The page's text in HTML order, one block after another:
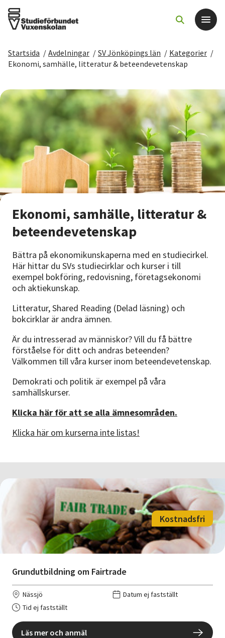
Det här gör vi
För dig som
Sök kurser och evenemang
Om SV
Starta studiecirkel
Nyheter
Avdelningar
Startsida / Avdelningar / SV Jönköpings län / Kategorier /
Ekonomi, samhälle, litteratur & beteendevetenskap
Ekonomi, samhälle, litteratur &
beteendevetenskap
Bättra på ekonomikunskaperna med en studiecirkel.
Här hittar du SVs studiecirklar och kurser i till
exempel bokföring, redovisning, företagsekonomi
och aktiekunskap.
Litteratur, Shared Reading (Delad läsning) och
bokcirklar är andra ämnen.
Är du intresserad av människor? Vill du få bättre
förståelse för ditt och andras beteenden?
Välkommen till våra kurser inom beteendevetenskap.
Demokrati och politik är exempel på våra
samhällskurser.
Klicka här för att se alla ämnesområden.
Klicka här om kurserna inte listas!
Grundutbildning om Fairtrade
Kostnadsfri
Nässjö
Datum ej fastställt
Tid ej fastställt
Läs mer och anmäl